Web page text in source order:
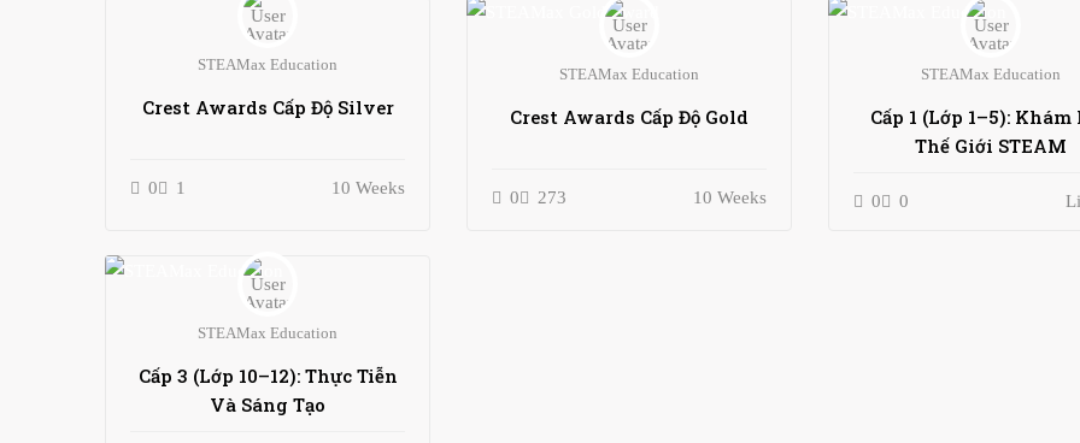
STEAMax Education
Crest Awards Cấp Độ Silver
0 1 10 Weeks
STEAMax Education
Crest Awards Cấp Độ Gold
0 273 10 Weeks
STEAMax Education
Cấp 1 (Lớp 1–5): Khám
Thế Giới STEAM
0 0
STEAMax Education
Cấp 3 (Lớp 10–12): Thực Tiễn
Và Sáng Tạo